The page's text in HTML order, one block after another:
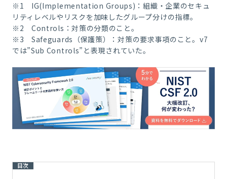
※1 IG(Implementation Groups)：組織・企業のセキュ
リティレベルやリスクを加味したグループ分けの指標。
※2 Controls：対策の分類のこと。
※3 Safeguards（保護策）：対策の要求事項のこと。v7
では”Sub Controls”と表現されていた。
目次